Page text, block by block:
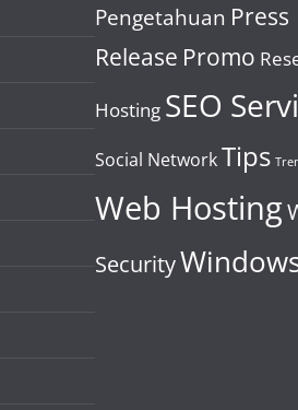
Pengetahuan Press
Release Promo
Hosting SEO
Social NetworkTips
Web Hosting
Security